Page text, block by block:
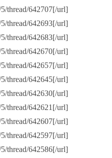
thread/642707[/url]
thread/642693[/url]
thread/642683[/url]
thread/642670[/url]
thread/642657[/url]
thread/642645[/url]
thread/642630[/url]
thread/642621[/url]
thread/642607[/url]
thread/642597[/url]
thread/642586[/url]